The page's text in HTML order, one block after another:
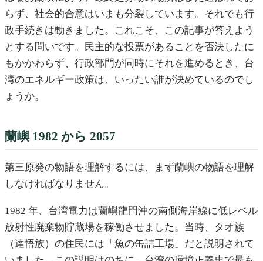
らず、社会的合意はいまも分裂しています。それでも行
政手続きは動きました。これこそ、この記事が答えよう
とする問いです。民主的な投票があることを否決したに
もかかわらず、行政部門が同時にそれを進めるとき、台
湾のエネルギー政策は、いったい誰が決めているのでし
ょうか。
蘭嶼 1982 から 2057
第三原発の物語を理解するには、まず蘭嶼の物語を理解
しなければなりません。
1982 年、台湾電力は蘭嶼龍門沖の南側海岸線に低レベル
放射性廃棄物貯蔵場を稼働させました。当時、タオ族
（達悟族）の住民には「魚の缶詰工場」だと説明されて